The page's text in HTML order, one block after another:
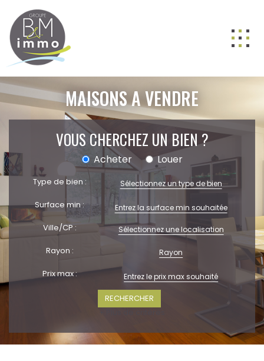
ACHETER
LOUER
VENDRE
GESTION
NOS AGENCES
Nos équipes
BIENS VENDUS
ESTIMATION
MAISONS A VENDRE
VOUS CHERCHEZ UN BIEN ?
Acheter Louer
Type de bien : Sélectionnez un type de bien
Surface min :
Ville/CP : Sélectionnez une localisation
Rayon : Rayon
Prix max :